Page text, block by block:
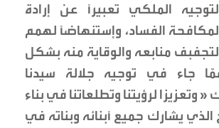
الملكي تعبيراً عن إرادة
الفساد، وإستنهاضاً لهمم
منابعه والوقاية منه بشكل
جاء في توجيه جلالة سيدنا
وتعزيزا لرؤيتنا وتطلعاتنا في بناء
الذي يشارك جميع أبنائه وبناته في